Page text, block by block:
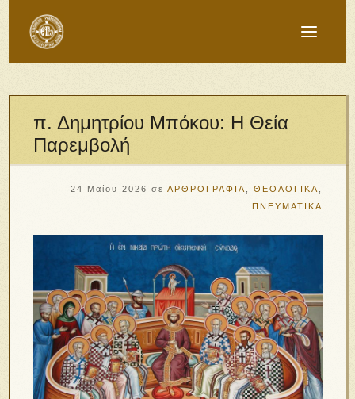
π. Δημητρίου Μπόκου: Η Θεία
Παρεμβολή
24 Μαΐου 2026 σε ΑΡΘΡΟΓΡΑΦΙΑ ΘΕΟΛΟΓΙΚΑ
ΠΝΕΥΜΑΤΙΚΑ